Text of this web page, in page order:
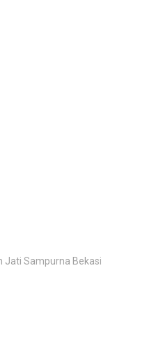
Jati Sampurna Bekasi